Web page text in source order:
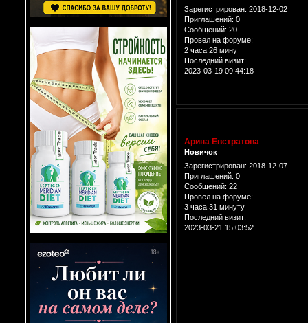
Зарегистрирован: 2018-12-02
Приглашений: 0
Сообщений: 20
Провел на форуме:
2 часа 26 минут
Последний визит:
2023-03-19 09:44:18
Арина Евстратова
Новичок
Зарегистрирован: 2018-12-07
Приглашений: 0
Сообщений: 22
Провел на форуме:
3 часа 31 минуту
Последний визит:
2023-03-21 15:03:52